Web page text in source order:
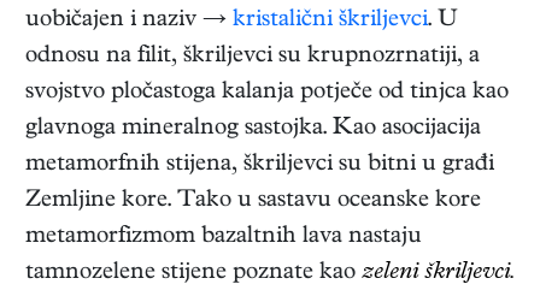
uobičajen i naziv → kristalični škriljevci. U
odnosu na filit, škriljevci su krupnozrnatiji, a
svojstvo pločastoga kalanja potječe od tinjca kao
glavnoga mineralnog sastojka. Kao asocijacija
metamorfnih stijena, škriljevci su bitni u građi
Zemljine kore. Tako u sastavu oceanske kore
metamorfizmom bazaltnih lava nastaju
tamnozelene stijene poznate kao zeleni škriljevci.